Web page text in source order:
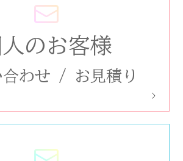
のお客様
わせ / お見積り